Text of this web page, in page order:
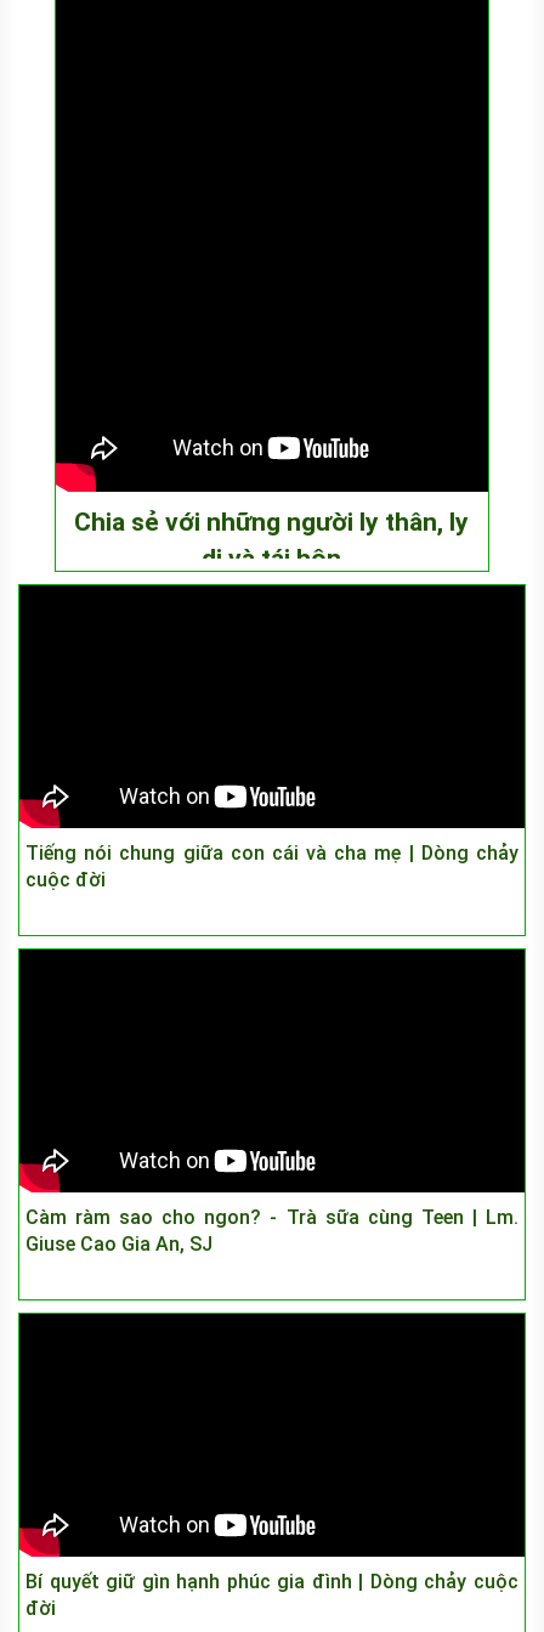
Chia sẻ với những người ly thân, ly
dị và tái hôn
Tiếng nói chung giữa con cái và cha mẹ | Dòng chảy
cuộc đời
Càm ràm sao cho ngon? - Trà sữa cùng Teen | Lm.
Giuse Cao Gia An, SJ
Bí quyết giữ gìn hạnh phúc gia đình | Dòng chảy cuộc
đời